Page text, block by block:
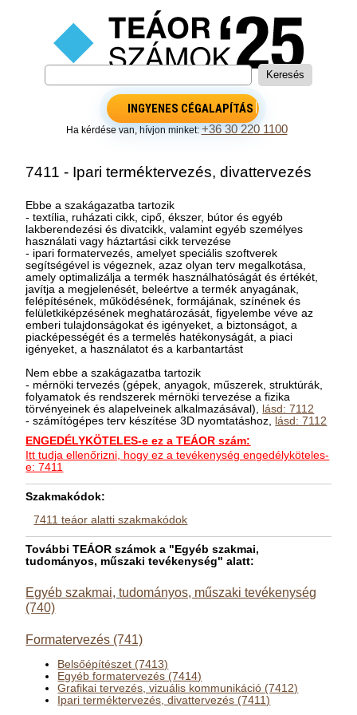
INGYENES CÉGALAPÍTÁS
Ha kérdése van, hívjon minket:+36 30 220 1100
7411 - Ipari terméktervezés, divattervezés
Ebbe a szakágazatba tartozik
- textília, ruházati cikk, cipő, ékszer, bútor és egyéb
lakberendezési és divatcikk, valamint egyéb személyes
használati vagy háztartási cikk tervezése
- ipari formatervezés, amelyet speciális szoftverek
segítségével is végeznek, azaz olyan terv megalkotása,
amely optimalizálja a termék használhatóságát és értékét,
javítja a megjelenését, beleértve a termék anyagának,
felépítésének, működésének, formájának, színének és
felületkiképzésének meghatározását, figyelembe véve az
emberi tulajdonságokat és igényeket, a biztonságot, a
piacképességét és a termelés hatékonyságát, a piaci
igényeket, a használatot és a karbantartást
Nem ebbe a szakágazatba tartozik
- mérnöki tervezés (gépek, anyagok, műszerek, struktúrák,
folyamatok és rendszerek mérnöki tervezése a fizika
törvényeinek és alapelveinek alkalmazásával), lásd: 7112
- számítógépes terv készítése 3D nyomtatáshoz, lásd: 7112
ENGEDÉLYKÖTELES-e ez a TEÁOR szám:
Itt tudja ellenőrizni, hogy ez a tevékenység engedélyköteles-
e: 7411
Szakmakódok:
7411 teáor alatti szakmakódok
További TEÁOR számok a "Egyéb szakmai,
tudományos, műszaki tevékenység" alatt:
Egyéb szakmai, tudományos, műszaki tevékenység
(740)
Formatervezés (741)
Belsőépítészet (7413)
Egyéb formatervezés (7414)
Grafikai tervezés, vizuális kommunikáció (7412)
Ipari terméktervezés, divattervezés (7411)